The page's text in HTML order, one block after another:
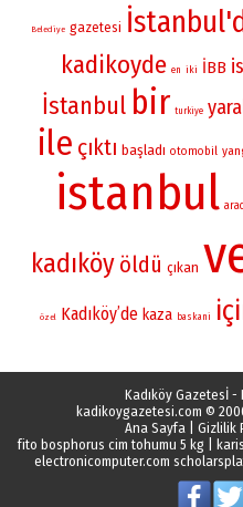
Belediye gazetesi
kadikoyde en iki İBB
İstanbul bir turkiye
ile çıktı başladı otomobil
istanbul arac
kadıköy öldü çıkan
özel Kadıköy’de kaza baskani
Kadıköy Gazetesİ
kadikoygazetesi.com ©
Ana Sayfa| Gizlilik
fito bosphorus cim tohumu 5 kg
electronicomputer.com